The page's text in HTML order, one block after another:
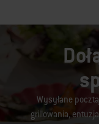
Wysyłane
grillowania,